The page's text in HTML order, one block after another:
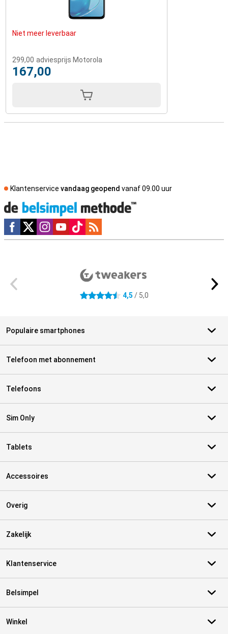
Niet meer leverbaar
299,00 adviesprijs Motorola
167,00
Klantenservice vandaag geopend vanaf 09.00 uur
Social media
4.5 sterren 4,5 / 5,0
Populaire smartphones
Telefoon met abonnement
Telefoons
Sim Only
Tablets
Accessoires
Overig
Zakelijk
Klantenservice
Belsimpel
Winkel